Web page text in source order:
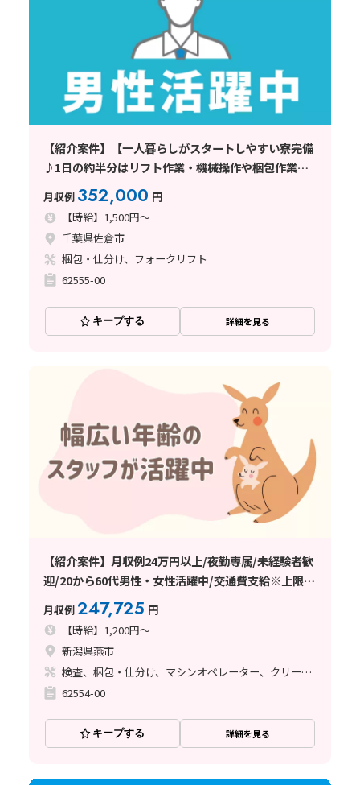
【紹介案件】【一人暮らしがスタートしやすい寮完備
♪1日の約半分はリフト作業・機械操作や梱包作業も
あり】時給1500円/2交替/千葉県佐倉市/シフト休み
月収例 352,000 円
【時給】1,500円～
千葉県佐倉市
梱包・仕分け、フォークリフト
62555-00
キープする 詳細を見る
【紹介案件】月収例24万円以上/夜勤専属/未経験者歓
迎/20から60代男性・女性活躍中/交通費支給※上限3
万支給/日払い・週払い制度あり
月収例247,725 円
【時給】1,200円～
新潟県燕市
検査、梱包・仕分け、マシンオペレーター、クリーンルーム
62554-00
キープする 詳細を見る